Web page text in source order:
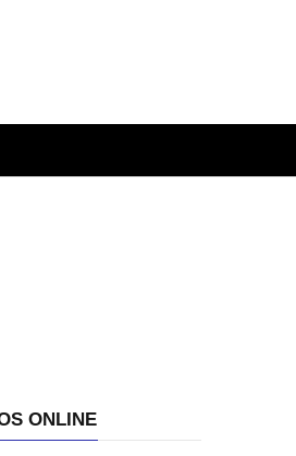
ONLINE